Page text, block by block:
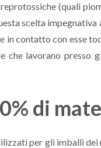
(quali
scelta impegnativa
in contatto con esse
che lavorano
di
per gli imballi